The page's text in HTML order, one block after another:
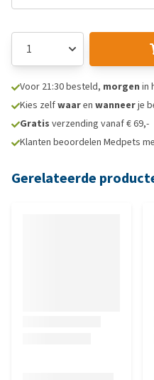
Voor 21:30 besteld, morgen in
Kies zelfwaaren wanneerje
Gratis verzending vanaf € 69,-
Klanten beoordelen Medpets
Gerelateerde